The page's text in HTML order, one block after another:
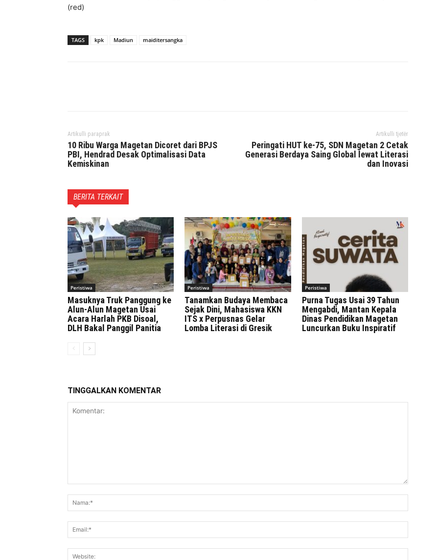
(red)
TAGS kpk Madiun maiditersangka
Artikulli paraprak
10 Ribu Warga Magetan Dicoret dari BPJS
PBI, Hendrad Desak Optimalisasi Data
Kemiskinan
Artikulli tjetër
Peringati HUT ke-75, SDN Magetan 2 Cetak
Generasi Berdaya Saing Global lewat Literasi
dan Inovasi
BERITA TERKAIT
Peristiwa
Masuknya Truk Panggung ke
Alun-Alun Magetan Usai
Acara Harlah PKB Disoal,
DLH Bakal Panggil Panitia
Peristiwa
Tanamkan Budaya Membaca
Sejak Dini, Mahasiswa KKN
ITS x Perpusnas Gelar
Lomba Literasi di Gresik
Peristiwa
Purna Tugas Usai 39 Tahun
Mengabdi, Mantan Kepala
Dinas Pendidikan Magetan
Luncurkan Buku Inspiratif
TINGGALKAN KOMENTAR